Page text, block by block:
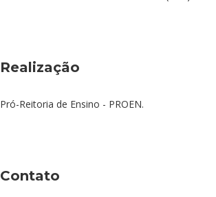
Realização
Pró-Reitoria de Ensino - PROEN.
Contato